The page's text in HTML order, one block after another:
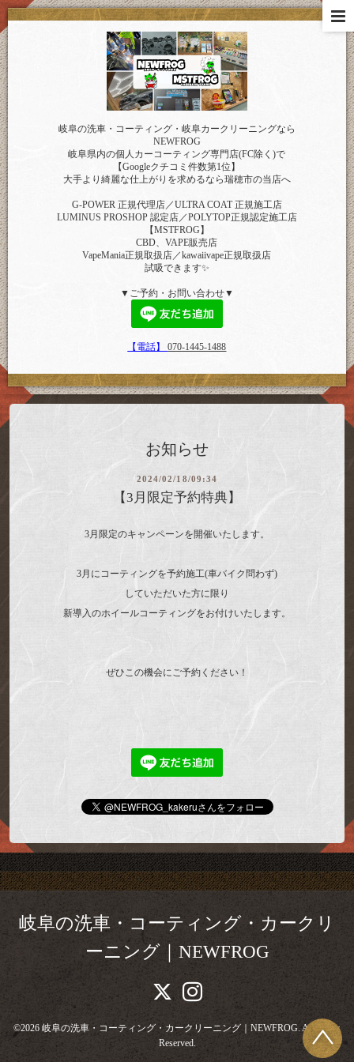
岐阜の洗車・コーティング・岐阜カークリーニングなら
NEWFROG
岐阜県内の個人カーコーティング専門店(FC除く)で
【Googleクチコミ件数第1位】
大手より綺麗な仕上がりを求めるなら瑞穂市の当店へ
G-POWER 正規代理店／ULTRA COAT 正規施工店
LUMINUS PROSHOP 認定店／POLYTOP正規認定施工店
【MSTFROG】
CBD、VAPE販売店
VapeMania正規取扱店／kawaiivape正規取扱店
試吸できます✨
▼ご予約・お問い合わせ▼
【電話】070-1445-1488
お知らせ
2024/02/18/09:34
【3月限定予約特典】
3月限定のキャンペーンを開催いたします。
3月にコーティングを予約施工(車バイク問わず)
していただいた方に限り
新導入のホイールコーティングをお付けいたします。
ぜひこの機会にご予約ください！
岐阜の洗車・コーティング・カークリ
ーニング｜NEWFROG
©2026 岐阜の洗車・コーティング・カークリーニング｜NEWFROG. All Rights
Reserved.